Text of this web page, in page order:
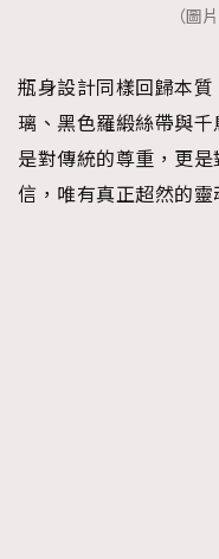
（圖
瓶身設計同樣回歸本
璃、黑色羅緞絲帶與
是對傳統的尊重，更
信，唯有真正超然的